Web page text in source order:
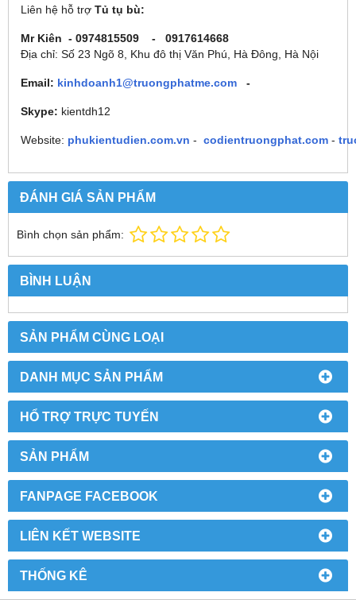
DANH MỤC SẢN PHẨM
HỔ TRỢ TRỰC TUYẾN
SẢN PHẨM
FANPAGE FACEBOOK
LIÊN KẾT WEBSITE
THỐNG KÊ
Liên hệ hỗ trợ Tủ tụ bù:
Mr Kiên - 0974815509 - 0917614668
Địa chỉ: Số 23 Ngõ 8, Khu đô thị Văn Phú, Hà Đông, Hà Nội
Email: kinhdoanh1@truongphatme.com -
Skype: kientdh12
Website: phukientudien.com.vn - codientruongphat.com -
ĐÁNH GIÁ SẢN PHẨM
Bình chọn sản phẩm:
BÌNH LUẬN
SẢN PHẨM CÙNG LOẠI